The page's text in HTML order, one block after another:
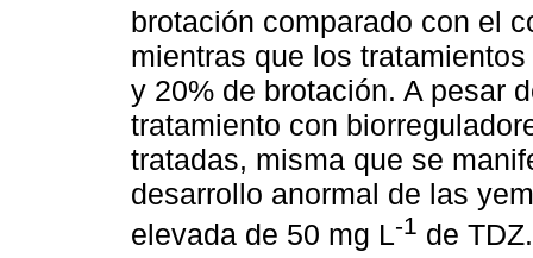
brotación comparado con el
mientras que los
y 20% de brotación. A pesar
tratamiento con
tratadas, misma que se
desarrollo anormal de las
elevada de 50 mg L-1 de